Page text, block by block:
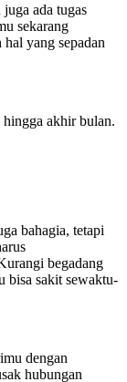
ada tugas
sekarang
yang sepadan
akhir bulan.
bahagia, tetapi
begadang
bisa sakit sewaktu-
dengan
hubungan